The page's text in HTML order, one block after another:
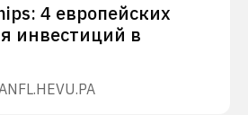
4 европейских
инвестиций в
VU.PA